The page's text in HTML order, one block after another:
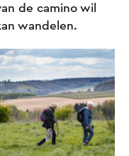
de camino wil
wandelen.